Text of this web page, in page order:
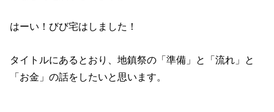
はーい！びび宅はしました！
タイトルにあるとおり、地鎮祭の「準備」と「流れ」と
「お金」の話をしたいと思います。